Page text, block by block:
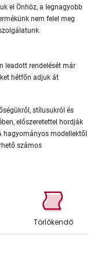
el Önhöz, a legnagyobb
nem felel meg
leadott rendelését már
hétfőn adjuk át
stílusukról és
előszeretettel hordják
hagyományos modellektől
számos
Törlőkendő